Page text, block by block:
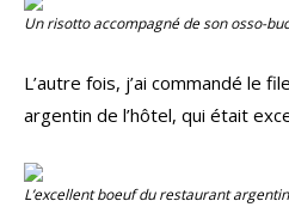
Un risotto accompagné de son osso-
L’autre fois, j’ai commandé le
argentin de l’hôtel, qui était
L’excellent boeuf du restaurant